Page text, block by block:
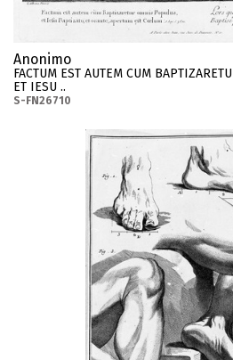
Anonimo
FACTUM EST AUTEM CUM
ET IESU ..
S-FN26710